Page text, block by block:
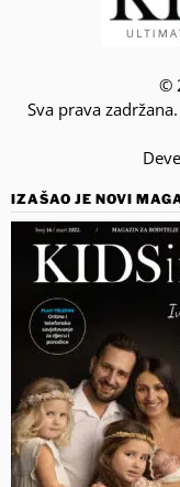
©
Sva prava
IZAŠAO JE NOVI